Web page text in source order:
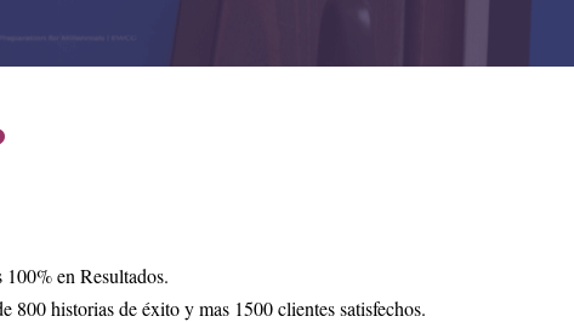
en Resultados.
800 historias de éxito y mas 1500 clientes satisfechos.